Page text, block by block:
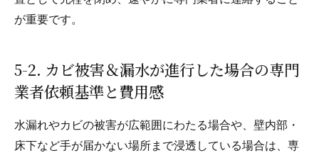
が重要です。
5-2. カビ被害＆漏水が進行した場合の専門
業者依頼基準と費用感
水漏れやカビの被害が広範囲にわたる場合や、壁内部・
床下など手が届かない場所まで浸透している場合は、専